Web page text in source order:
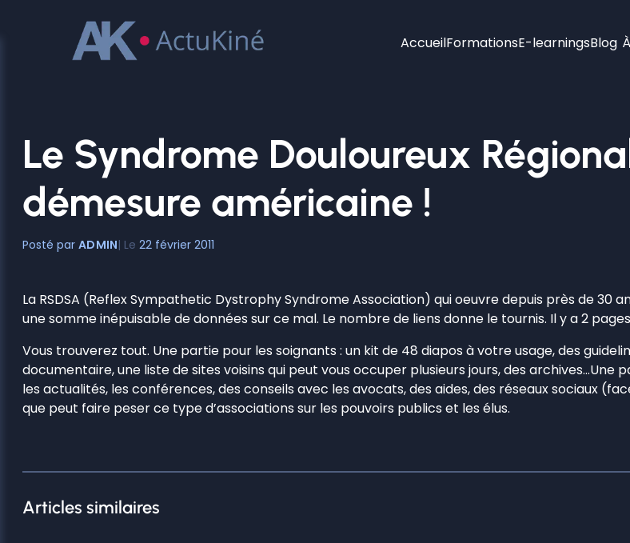
AccueilFormationsE-learningsBlog
Le Syndrome Douloureux
démesure américaine !
ADMIN 22 février 2011
La RSDSA (Reflex Sympathetic Dystrophy Syndrome Association) qui oeuvre depuis près de
une somme inépuisable de données sur ce mal. Le nombre de liens donne le tournis. Il y a 2
Vous trouverez tout. Une partie pour les soignants : un kit de 48 diapos à votre usage, des
documentaire, une liste de sites voisins qui peut vous occuper plusieurs jours, des
les actualités, les conférences, des conseils avec les avocats, des aides, des réseaux sociaux
que peut faire peser ce type d’associations sur les pouvoirs publics et les élus.
Articles similaires